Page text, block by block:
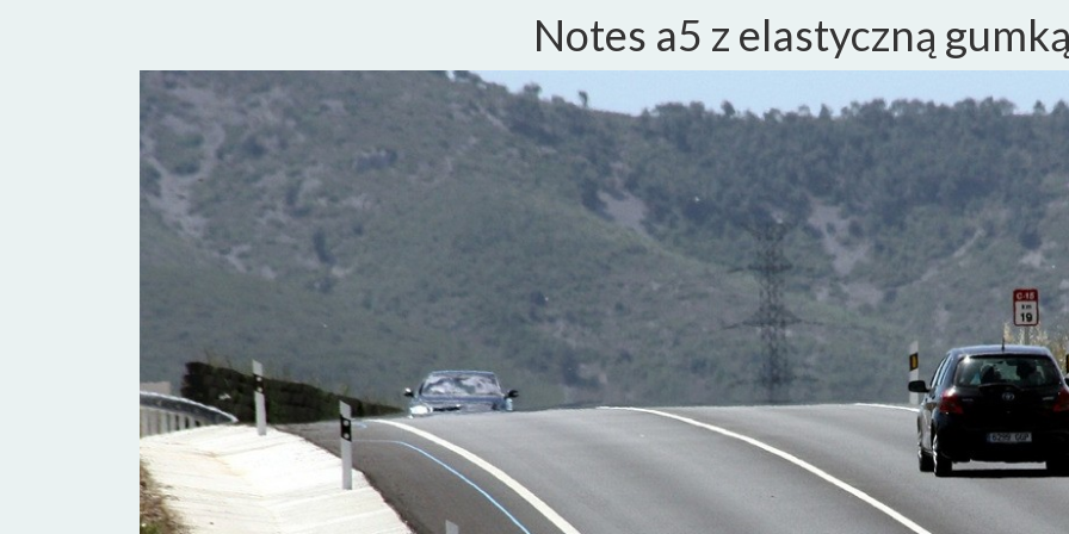
Notes a5 z elastyczną